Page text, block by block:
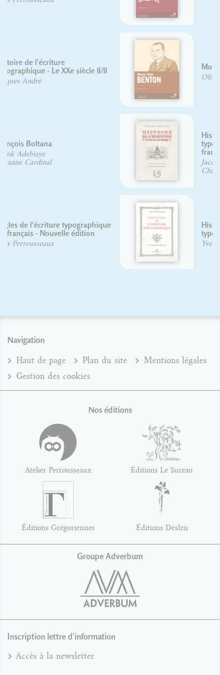
Morris Fuller Benton
Olivier Chariau
Histoire de l'écriture
typographique : Le XIXe siècle
Histoire de l'écriture
typographique, le XVIIIe siècle, I/II
Yves Perrousseaux
Navigation
Haut de page Plan du site
Mentions légales
Gestion des cookies
Nos éditions
Atelier Perrousseaux Éditions Le Sureau
Éditions Grégoriennes Éditions DésIris
Groupe Adverbum
Inscription lettre d'information
Accès à la newsletter